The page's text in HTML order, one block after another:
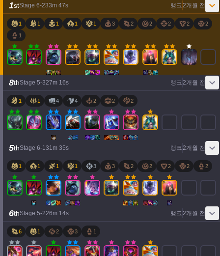
1stStage 6-233m 47s 랭크2개월 전
1 1 1 1 1 3 2 2 2 2
2
1
8thStage 5-327m 16s 랭크2개월 전
1 1 4 4 2 2 2
5thStage 6-131m 35s 랭크2개월 전
1 1 1 1 3 3 2 2 2 2 2
6thStage 5-226m 14s 랭크2개월 전
6 1 2 3 1